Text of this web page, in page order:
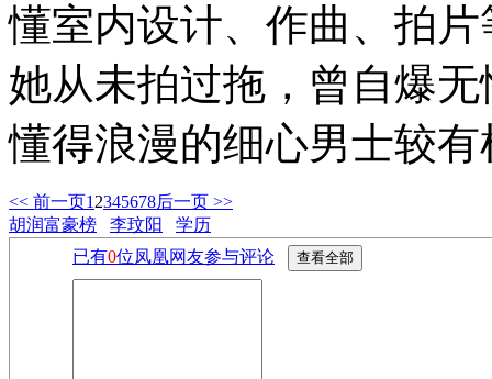
懂室内设计、作曲、拍
她从未拍过拖，曾自爆
懂得浪漫的细心男士较
<< 前一页1 2345678后一页 >>
胡润富豪榜
李玟阳
学历
已有0位凤凰网友参与评论